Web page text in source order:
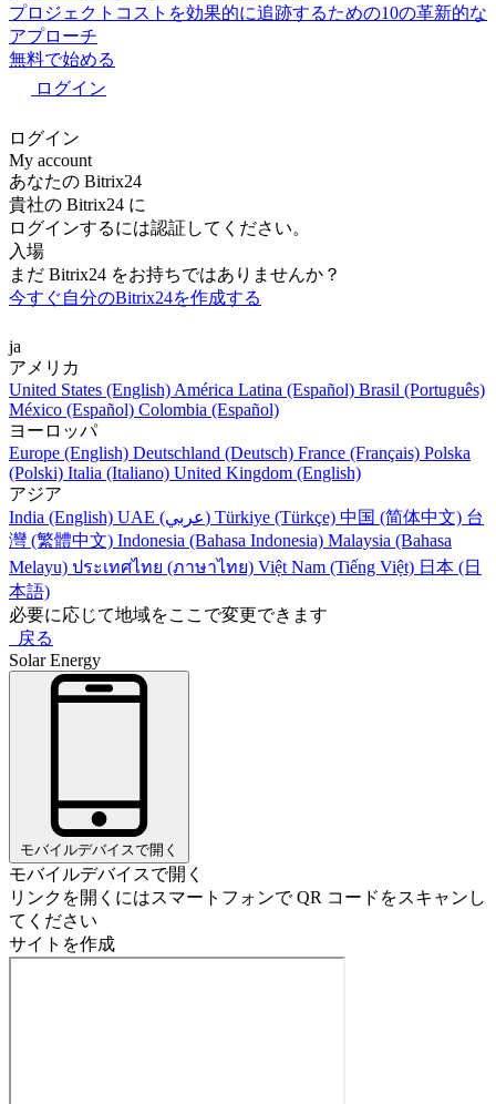
プロジェクトコストを効果的に追跡するための10の革新的な
アプローチ
無料で始める
ログイン
ログイン
My account
あなたの Bitrix24
貴社の Bitrix24 に
ログインするには認証してください。
入場
まだ Bitrix24 をお持ちではありませんか？
今すぐ自分のBitrix24を作成する
ja
アメリカ
United States (English) América Latina (Español) Brasil (Português)
México (Español) Colombia (Español)
ヨーロッパ
Europe (English) Deutschland (Deutsch) France (Français) Polska
(Polski) Italia (Italiano) United Kingdom (English)
アジア
India (English)
UAE (عربي) Türkiye (Türkçe) 中国 (简体中文) 台
灣 (繁體中文) Indonesia (Bahasa Indonesia) Malaysia (Bahasa
Melayu) ประเทศไทย (ภาษาไทย) Việt Nam (Tiếng Việt) 日本 (日
本語)
必要に応じて地域をここで変更できます
戻る
Solar Energy
モバイルデバイスで開く
モバイルデバイスで開く
リンクを開くにはスマートフォンで QR コードをスキャンし
てください
サイトを作成